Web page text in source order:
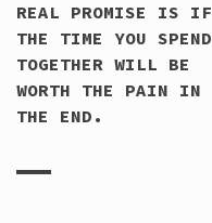
REAL PROMISE IS IF
THE TIME YOU SPEND
TOGETHER WILL BE
WORTH THE PAIN IN
THE END.